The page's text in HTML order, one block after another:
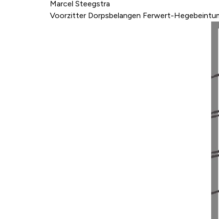
Marcel Steegstra
Voorzitter Dorpsbelangen Ferwert-